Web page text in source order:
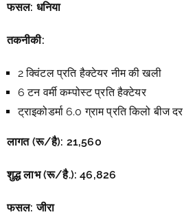
फसल: धनिया
तकनीकी:
2 क्विंटल प्रति हैक्टेयर नीम की खली
6 टन वर्मी कम्पोस्ट प्रति हैक्टेयर
ट्राइकोडर्मा 6.0 ग्राम प्रति किलो बीज दर
लागत (रू/है): 21,560
शुद्ध लाभ (रू/है.):46,826
फसल: जीरा